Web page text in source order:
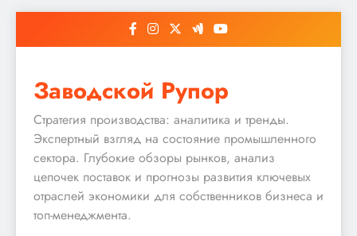
Заводской Рупор
Стратегия производства: аналитика и тренды.
Экспертный взгляд на состояние промышленного
сектора. Глубокие обзоры рынков, анализ
цепочек поставок и прогнозы развития ключевых
отраслей экономики для собственников бизнеса и
топ-менеджмента.